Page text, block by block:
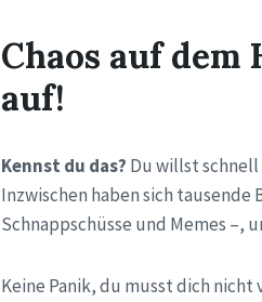
Chaos auf
auf!
Kennst du das? Du willst
Inzwischen haben sich
Schnappschüsse und Memes
Keine Panik, du musst dich